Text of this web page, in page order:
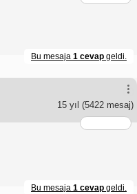
Bu mesaja 1 cevap geldi.
15 yıl (5422 mesaj)
Bu mesaja 1 cevap geldi.